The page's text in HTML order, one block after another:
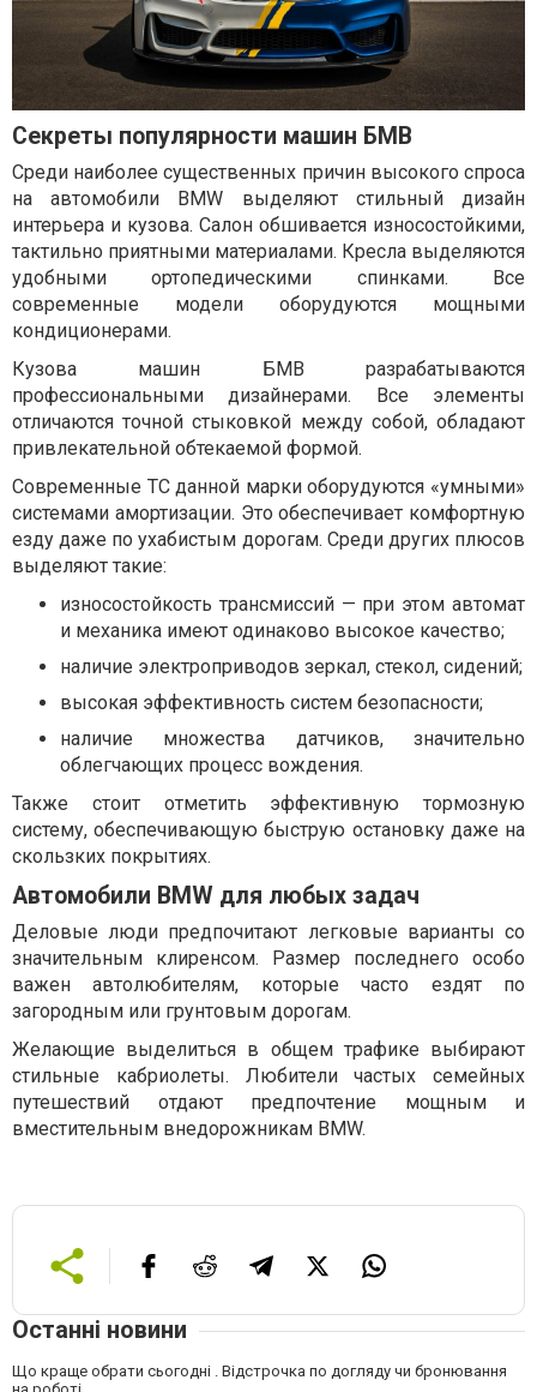
Секреты популярности машин БМВ
Среди наиболее существенных причин высокого спроса
на автомобили BMW выделяют стильный дизайн
интерьера и кузова. Салон обшивается износостойкими,
тактильно приятными материалами. Кресла выделяются
удобными ортопедическими спинками. Все
современные модели оборудуются мощными
кондиционерами.
Кузова машин БМВ разрабатываются
профессиональными дизайнерами. Все элементы
отличаются точной стыковкой между собой, обладают
привлекательной обтекаемой формой.
Современные ТС данной марки оборудуются «умными»
системами амортизации. Это обеспечивает комфортную
езду даже по ухабистым дорогам. Среди других плюсов
выделяют такие:
износостойкость трансмиссий — при этом автомат
и механика имеют одинаково высокое качество;
наличие электроприводов зеркал, стекол, сидений;
высокая эффективность систем безопасности;
наличие множества датчиков, значительно
облегчающих процесс вождения.
Также стоит отметить эффективную тормозную
систему, обеспечивающую быструю остановку даже на
скользких покрытиях.
Автомобили BMW для любых задач
Деловые люди предпочитают легковые варианты со
значительным клиренсом. Размер последнего особо
важен автолюбителям, которые часто ездят по
загородным или грунтовым дорогам.
Желающие выделиться в общем трафике выбирают
стильные кабриолеты. Любители частых семейных
путешествий отдают предпочтение мощным и
вместительным внедорожникам BMW.
Останні новини
Що краще обрати сьогодні . Відстрочка по догляду чи бронювання